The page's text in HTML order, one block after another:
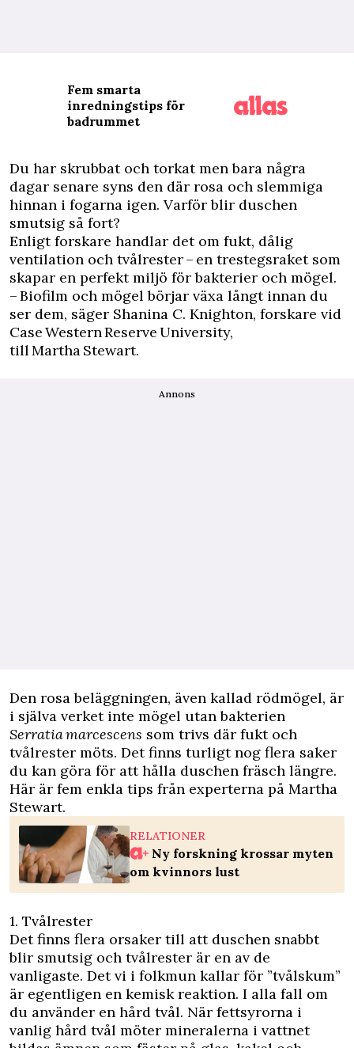
Fem smarta
inredningstips för
badrummet
Du har skrubbat och torkat men bara några
dagar senare syns den där rosa och slemmiga
hinnan i fogarna igen. Varför blir duschen
smutsig så fort?
Enligt forskare handlar det om fukt, dålig
ventilation och tvålrester – en trestegsraket som
skapar en perfekt miljö för bakterier och mögel.
– Biofilm och mögel börjar växa långt innan du
ser dem, säger Shanina C. Knighton, forskare vid
Case Western Reserve University,
tillMartha Stewart.
Annons
Den rosa beläggningen, även kallad rödmögel, är
i själva verket inte mögel utan bakterien
Serratia marcescens som trivs där fukt och
tvålrester möts. Det finns turligt nog flera saker
du kan göra för att hålla duschen fräsch längre.
Här är fem enkla tips från experterna på Martha
Stewart.
RELATIONER
Ny forskning krossar myten
om kvinnors lust
1. Tvålrester
Det finns flera orsaker till att duschen snabbt
blir smutsig och tvålrester är en av de
vanligaste. Det vi i folkmun kallar för ”tvålskum”
är egentligen en kemisk reaktion. I alla fall om
du använder en hård tvål. När fettsyrorna i
vanlig hård tvål möter mineralerna i vattnet